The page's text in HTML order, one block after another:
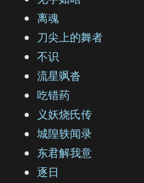
离魂
刀尖上的舞者
不识
流星飒沓
吃错药
义妖烧氏传
城隍轶闻录
东君解我意
逐日